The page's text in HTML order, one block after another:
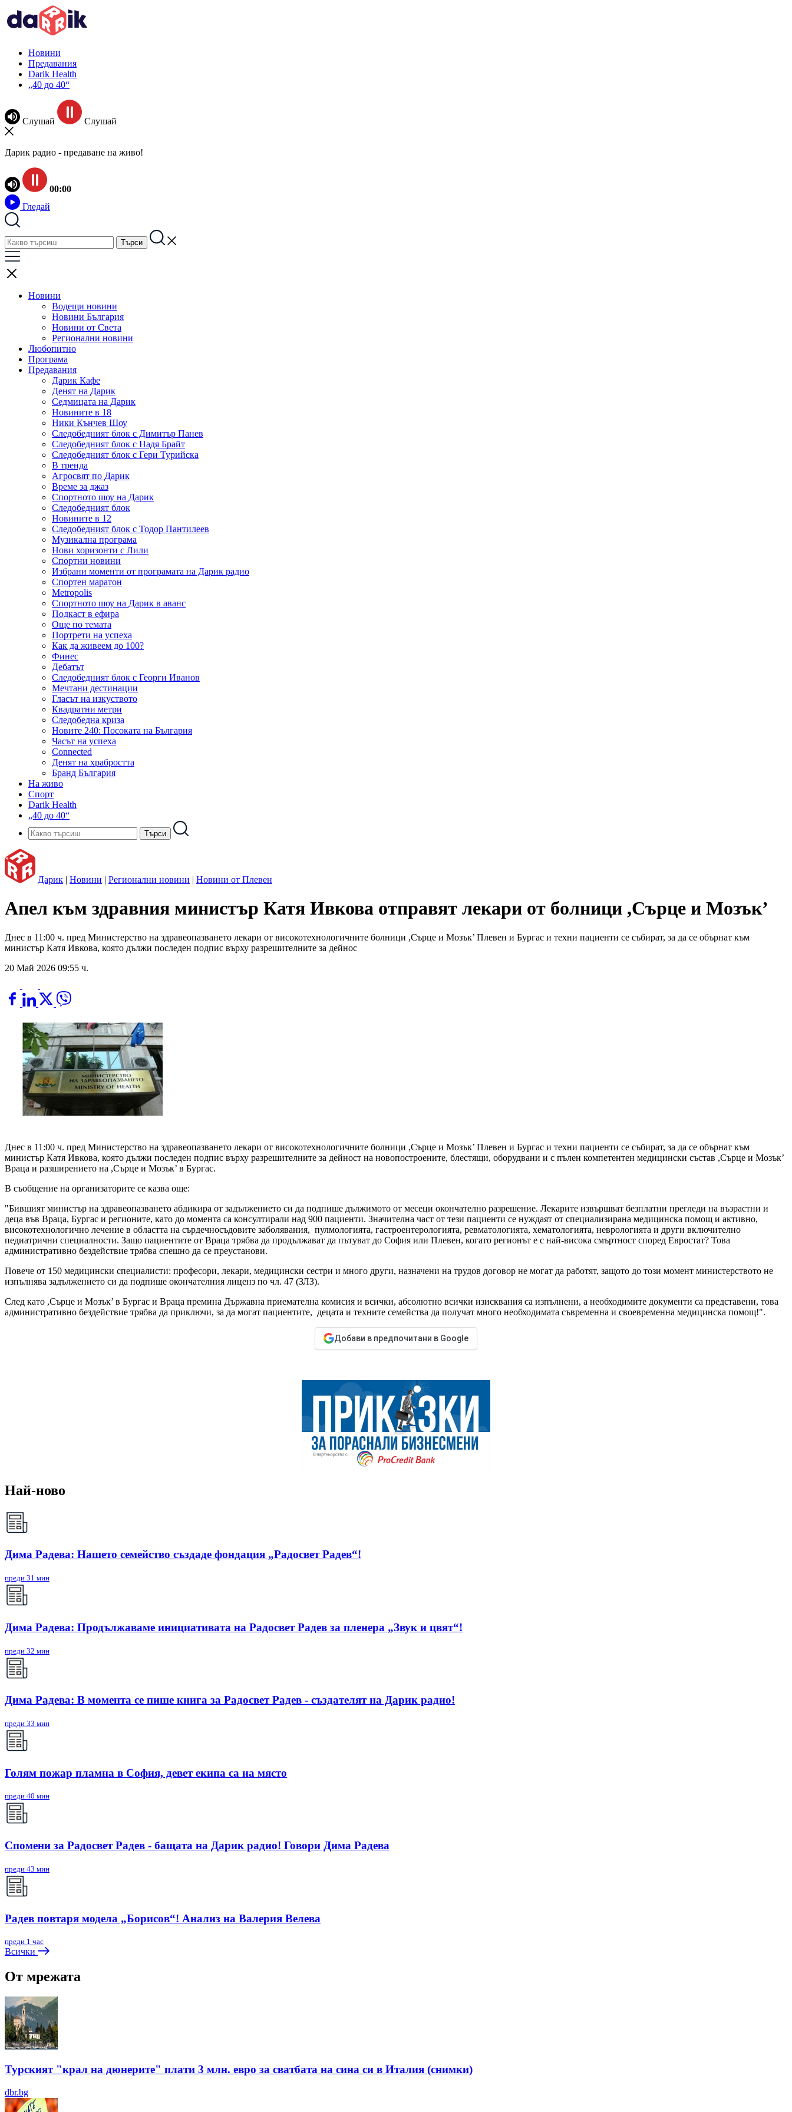
Новини
Предавания
Darik Health
„40 до 40“
Слушай Слушай
Дарик радио - предаване на живо!
00:00
Гледай
Новини
Водещи новини
Новини България
Новини от Света
Регионални новини
Любопитно
Програма
Предавания
Дарик Кафе
Денят на Дарик
Седмицата на Дарик
Новините в 18
Ники Кънчев Шоу
Следобедният блок с Димитър Панев
Следобедният блок с Надя Брайт
Следобедният блок с Гери Турийска
В тренда
Агросвят по Дарик
Време за джаз
Спортното шоу на Дарик
Следобедният блок
Новините в 12
Следобедният блок с Тодор Пантилеев
Музикална програма
Нови хоризонти с Лили
Спортни новини
Избрани моменти от програмата на Дарик радио
Спортен маратон
Metropolis
Спортното шоу на Дарик в аванс
Подкаст в ефира
Още по темата
Портрети на успеха
Как да живеем до 100?
Финес
Дебатът
Следобедният блок с Георги Иванов
Мечтани дестинации
Гласът на изкуството
Квадратни метри
Следобедна криза
Новите 240: Посоката на България
Часът на успеха
Connected
Денят на храбростта
Бранд България
На живо
Спорт
Darik Health
„40 до 40“
Дарик | Новини | Регионални новини | Новини от Плевен
Апел към здравния министър Катя Ивкова отправят лекари от болници ,Сърце и Мозък’
Днес в 11:00 ч. пред Министерство на здравеопазването лекари от високотехнологичните болници ,Сърце и Мозък’ Плевен и Бургас и техни пациенти се събират, за да се обърнат към
министър Катя Ивкова, която дължи последен подпис върху разрешителните за дейнос
20 Май 2026 09:55 ч.
Днес в 11:00 ч. пред Министерство на здравеопазването лекари от високотехнологичните болници ,Сърце и Мозък’ Плевен и Бургас и техни пациенти се събират, за да се обърнат към
министър Катя Ивкова, която дължи последен подпис върху разрешителните за дейност на новопостроените, блестящи, оборудвани и с пълен компетентен медицински състав ,Сърце и Мозък’
Враца и разширението на ,Сърце и Мозък’ в Бургас.
В съобщение на организаторите се казва още:
"Бившият министър на здравеопазването абдикира от задължението си да подпише дължимото от месеци окончателно разрешение. Лекарите извършват безплатни прегледи на възрастни и
деца във Враца, Бургас и регионите, като до момента са консултирали над 900 пациенти. Значителна част от тези пациенти се нуждаят от специализирана медицинска помощ и активно,
високотехнологично лечение в областта на сърдечносъдовите заболявания, пулмологията, гастроентерологията, ревматологията, хематологията, неврологията и други включително
педиатрични специалности. Защо пациентите от Враца трябва да продължават да пътуват до София или Плевен, когато регионът е с най-висока смъртност според Евростат? Това
административно бездействие трябва спешно да се преустанови.
Повече от 150 медицински специалисти: професори, лекари, медицински сестри и много други, назначени на трудов договор не могат да работят, защото до този момент министерството не
изпълнява задължението си да подпише окончателния лиценз по чл. 47 (ЗЛЗ).
След като ,Сърце и Мозък’ в Бургас и Враца премина Държавна приемателна комисия и всички, абсолютно всички изисквания са изпълнени, а необходимите документи са представени, това
административно бездействие трябва да приключи, за да могат пациентите, децата и техните семейства да получат много необходимата съвременна и своевременна медицинска помощ!".
Добави в предпочитани в Google
Най-ново
Дима Радева: Нашето семейство създаде фондация „Радосвет Радев“!
преди 31 мин
Дима Радева: Продължаваме инициативата на Радосвет Радев за пленера „Звук и цвят“!
преди 32 мин
Дима Радева: В момента се пише книга за Радосвет Радев - създателят на Дарик радио!
преди 33 мин
Голям пожар пламна в София, девет екипа са на място
преди 40 мин
Спомени за Радосвет Радев - бащата на Дарик радио! Говори Дима Радева
преди 43 мин
Радев повтаря модела „Борисов“! Анализ на Валерия Велева
преди 1 час
Всички
От мрежата
Турският "крал на дюнерите" плати 3 млн. евро за сватбата на сина си в Италия (снимки)
dbr.bg